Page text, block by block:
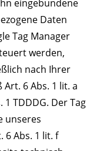
eingebundene
Daten
Tag Manager
werden,
nach Ihrer
6 Abs. 1 lit. a
1 TDDDG. Der Tag
unseres
6 Abs. 1 lit. f